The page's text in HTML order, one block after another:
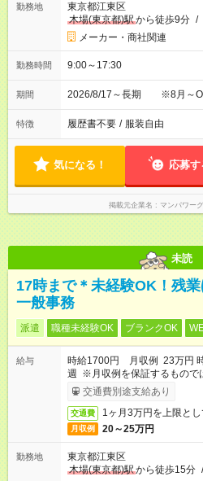
勤務地
東京都江東区
木場(東京都)駅から徒歩9分 /
メーカー・商社関連
勤務時間 9:00～17:30
期間 2026/8/17～長期 ※8月～
特徴 履歴書不要 / 服装自由
気になる！ 応募す
掲載元企業名 マンパワー
未読
17時まで＊未経験OK！残
一般事務
派遣 職種未経験OK ブランクOK
給与
時給1700円 月収例 23万円
週 ※月収例を保証するもので
ービス利用可（利用条件有）
交通費別途支給あり
交通費 1ヶ月3万円を上限と
月収例 20～25万円
勤務地
東京都江東区
木場(東京都)駅から徒歩15分